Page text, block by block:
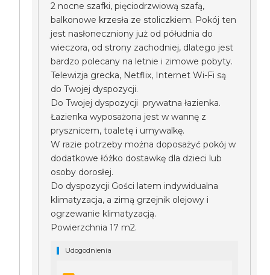
2 nocne szafki, pięciodrzwiową szafą,
balkonowe krzesła ze stoliczkiem. Pokój ten
jest nasłoneczniony już od półudnia do
wieczora, od strony zachodniej, dlatego jest
bardzo polecany na letnie i zimowe pobyty.
Telewizja grecka, Netflix, Internet Wi-Fi są
do Twojej dyspozycji.
Do Twojej dyspozycji prywatna łazienka.
Łazienka wyposażona jest w wannę z
prysznicem, toaletę i umywalkę.
W razie potrzeby można doposażyć pokój w
dodatkowe łóżko dostawkę dla dzieci lub
osoby dorosłej.
Do dyspozycji Gości latem indywidualna
klimatyzacja, a zimą grzejnik olejowy i
ogrzewanie klimatyzacją.
Powierzchnia 17 m2.
Udogodnienia